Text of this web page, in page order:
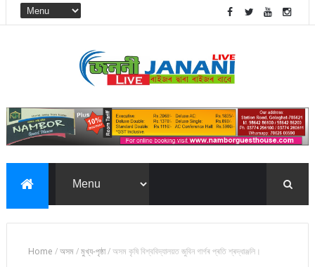
Home /অসম/মুখ্য-পৃষ্ঠা/অসম কৃষি বিশ্ববিদ্যালয়ত জুবিন গাৰ্গৰ প্ৰতি শ্ৰদ্ধাঞ্জলি।